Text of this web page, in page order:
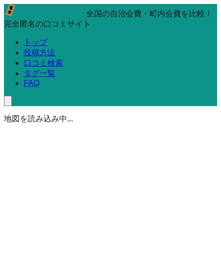
全国の自治会費・町内会費を比較！
完全匿名の口コミサイト
トップ
投稿方法
口コミ検索
タグ一覧
FAQ
地図を読み込み中...